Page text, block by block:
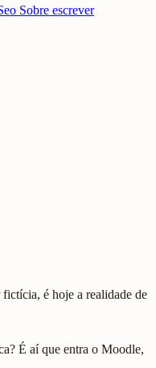
Sobre escrever
é hoje a realidade de
É aí que entra o Moodle,